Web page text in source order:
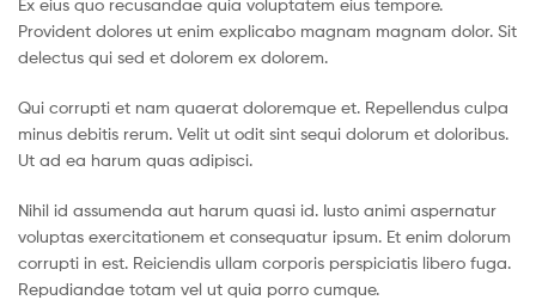
Ex eius quo recusandae quia voluptatem eius tempore.
Provident dolores ut enim explicabo magnam magnam dolor. Sit
delectus qui sed et dolorem ex dolorem.
Qui corrupti et nam quaerat doloremque et. Repellendus culpa
minus debitis rerum. Velit ut odit sint sequi dolorum et doloribus.
Ut ad ea harum quas adipisci.
Nihil id assumenda aut harum quasi id. Iusto animi aspernatur
voluptas exercitationem et consequatur ipsum. Et enim dolorum
corrupti in est. Reiciendis ullam corporis perspiciatis libero fuga.
Repudiandae totam vel ut quia porro cumque.